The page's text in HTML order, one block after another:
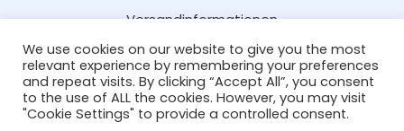
Versandinformationen
Lieferung und Bezahlung
AGB
Social Media
We use cookies on our website to give you the most
relevant experience by remembering your preferences
and repeat visits. By clicking “Accept All”, you consent
to the use of ALL the cookies. However, you may visit
"Cookie Settings" to provide a controlled consent.